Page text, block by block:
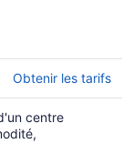
Obtenir les tarifs
centre